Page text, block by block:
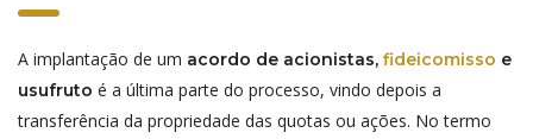
A implantação de um acordo de acionistas, fideicomisso e
usufruto é a última parte do processo, vindo depois a
transferência da propriedade das quotas ou ações. No termo